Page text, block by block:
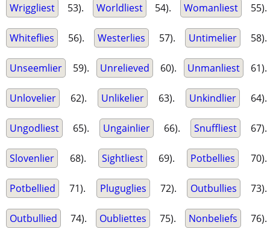
Wriggliest 53). Worldliest 54). Womanliest 55).
Whiteflies 56). Westerlies 57). Untimelier 58).
Unseemlier 59). Unrelieved 60). Unmanliest 61).
Unlovelier 62). Unlikelier 63). Unkindlier 64).
Ungodliest 65). Ungainlier 66). Snuffliest 67).
Slovenlier 68). Sightliest 69). Potbellies 70).
Potbellied 71). Pluguglies 72). Outbullies 73).
Outbullied 74). Oubliettes 75). Nonbeliefs 76).